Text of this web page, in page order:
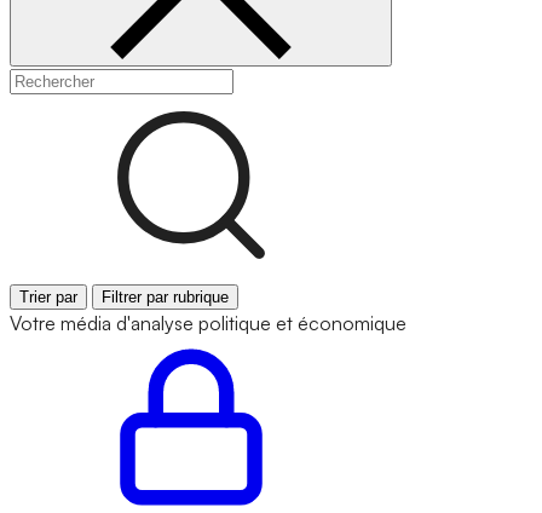
Trier par Filtrer par rubrique
Votre média d'analyse politique et économique